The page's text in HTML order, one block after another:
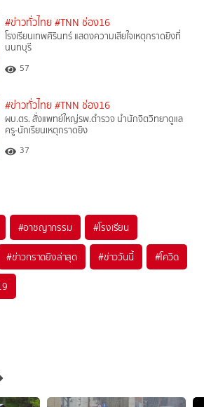
#ข่าวทั่วไทย #TNN ช่อง16
โรงเรียนเทพศิรินทร์ แสดงความเสียใจเหตุกราดยิงที่
นนทบุรี
57
#ข่าวทั่วไทย #TNN ช่อง16
ผบ.ตร. สั่งแพทย์ใหญ่รพ.ตำรวจ นำนักจิตวิทยาดูแล
ครู-นักเรียนเหตุกราดยิง
37
#อาชญากรรม #โรงเรียน
#ข่าวกราดยิงล่าสุด #ข่าววันนี้ #โควิด